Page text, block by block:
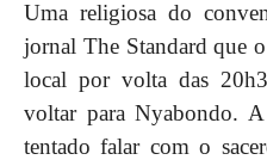
Uma religiosa do
jornal The Standard que
local por volta das
voltar para Nyabondo.
tentado falar com o